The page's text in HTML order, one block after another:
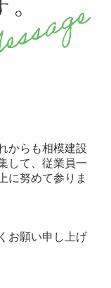
からも相模建設
して、従業員一
に努めて参りま
お願い申し上げ